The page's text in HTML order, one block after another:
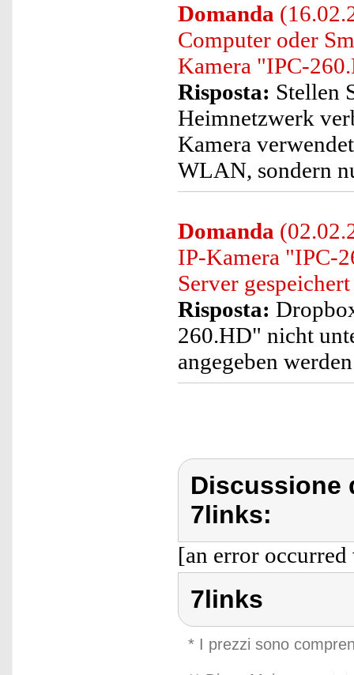
Domanda
Computer oder
Kamera "IPC-
Risposta: Stellen
Heimnetzwerk
Kamera
WLAN, sondern
Domanda
IP-Kamera "IPC-
Server
Risposta:
260.HD" nicht
angegeben
Discussione
7links:
[an error
7links
* I prezzi sono